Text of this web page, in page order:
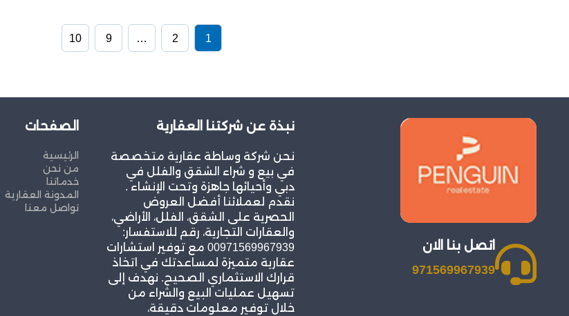
1
2
…
9
10
اتصل بنا الان
971569967939
نبذة عن شركتنا العقارية
نحن شركة وساطة عقارية متخصصة
في بيع و شراء الشقق والفلل في
دبي وأحيائها جاهزة وتحت الإنشاء .
نقدم لعملائنا أفضل العروض
الحصرية على الشقق، الفلل، الأراضي،
والعقارات التجارية، رقم للاستفسار:
00971569967939 مع توفير استشارات
عقارية متميزة لمساعدتك في اتخاذ
قرارك الاستثماري الصحيح. نهدف إلى
تسهيل عمليات البيع والشراء من
خلال توفير معلومات دقيقة،
الصفحات
الرئيسية
من نحن
خدماتنا
المدونة العقارية
تواصل معنا